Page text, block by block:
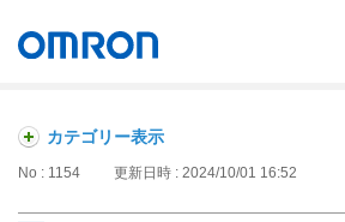
カテゴリー表示
No : 1154 更新日時 : 2024/10/01 16:52